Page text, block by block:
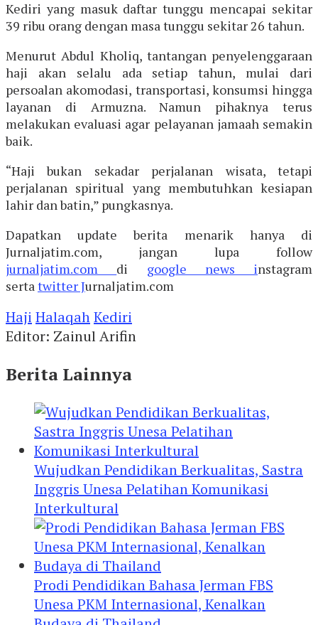
Kediri yang masuk daftar tunggu mencapai sekitar
39 ribu orang dengan masa tunggu sekitar 26 tahun.
Menurut Abdul Kholiq, tantangan penyelenggaraan
haji akan selalu ada setiap tahun, mulai dari
persoalan akomodasi, transportasi, konsumsi hingga
layanan di Armuzna. Namun pihaknya terus
melakukan evaluasi agar pelayanan jamaah semakin
baik.
“Haji bukan sekadar perjalanan wisata, tetapi
perjalanan spiritual yang membutuhkan kesiapan
lahir dan batin,” pungkasnya.
Dapatkan update berita menarik hanya di
Jurnaljatim.com, jangan lupa follow
jurnaljatim.com di google news instagram
serta twitter Jurnaljatim.com
Haji HalaqahKediri
Editor: Zainul Arifin
Berita Lainnya
Wujudkan Pendidikan Berkualitas, Sastra
Inggris Unesa Pelatihan Komunikasi
Interkultural
Prodi Pendidikan Bahasa Jerman FBS
Unesa PKM Internasional, Kenalkan